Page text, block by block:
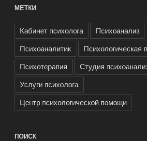
МЕТКИ
Кабинет психолога
Психоанализ
Психоаналитик
Психологическая
Психотерапия
Студия
Услуги психолога
Центр психологической помощи
ПОИСК